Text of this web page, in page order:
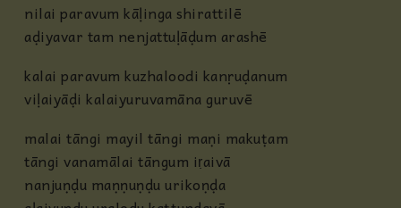
nilai paravum kāḷinga shirattilē
aḍiyavar tam nenjattuḷāḍum arashē
kalai paravum kuzhaloodi kanṛuḍanum
viḷaiyāḍi kalaiyuruvamāna guruvē
malai tāngi mayil tāngi maṇi makuṭam
tāngi vanamālai tāngum iṛaivā
nanjuṇḍu maṇṇuṇḍu urikoṇḍa